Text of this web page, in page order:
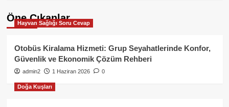
Öne Çıkanlar
Hayvan Sağlığı Soru Cevap
Otobüs Kiralama Hizmeti: Grup Seyahatlerinde Konfor,
Güvenlik ve Ekonomik Çözüm Rehberi
admin2 1 Haziran 2026 0
Doğa Kuşları